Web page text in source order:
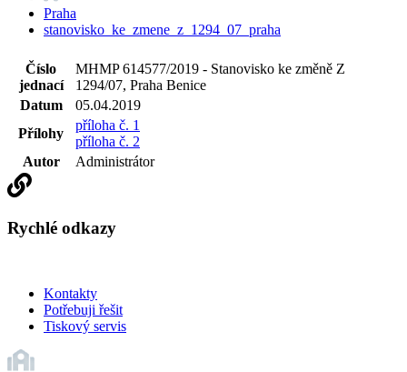
Praha
stanovisko_ke_zmene_z_1294_07_praha
Číslo
jednací
MHMP 614577/2019 - Stanovisko ke změně Z
1294/07, Praha Benice
Datum
05.04.2019
Přílohy
příloha č. 1
příloha č. 2
Autor
Administrátor
Rychlé odkazy
Kontakty
Potřebuji řešit
Tiskový servis